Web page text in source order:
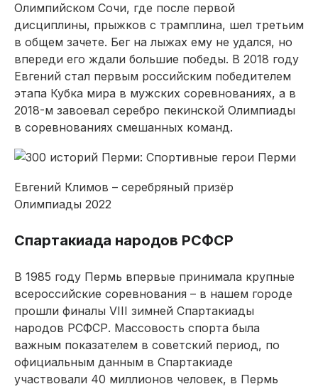
Олимпийском Сочи, где после первой
дисциплины, прыжков с трамплина, шел третьим
в общем зачете. Бег на лыжах ему не удался, но
впереди его ждали большие победы. В 2018 году
Евгений стал первым российским победителем
этапа Кубка мира в мужских соревнованиях, а в
2018-м завоевал серебро пекинской Олимпиады
в соревнованиях смешанных команд.
Евгений Климов – серебряный призёр
Олимпиады 2022
Спартакиада народов РСФСР
В 1985 году Пермь впервые принимала крупные
всероссийские соревнования – в нашем городе
прошли финалы VIII зимней Спартакиады
народов РСФСР. Массовость спорта была
важным показателем в советский период, по
официальным данным в Спартакиаде
участвовали 40 миллио­нов человек, в Пермь